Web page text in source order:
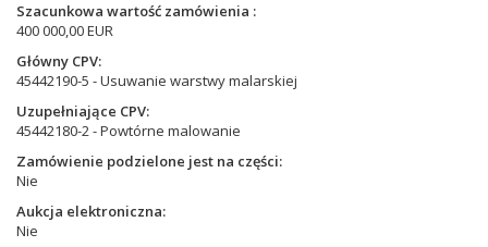
Szacunkowa wartość zamówienia
400 000,00 EUR
Główny CPV
45442190-5 - Usuwanie warstwy malarskiej
Uzupełniające CPV
45442180-2 - Powtórne malowanie
Zamówienie podzielone jest na części
Nie
Aukcja elektroniczna
Nie